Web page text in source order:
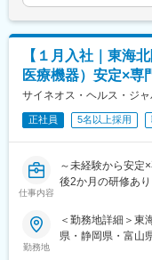
業部やグループ会
経営コンサル、医
者などの管理部門
営業経験を活かし
変更の範囲：会社
志向性や身につけ
ます。
・1つの領域（心
・複数のプロジェ
・本社スタッフ（
など、様々な可能
能です！配属先メ
直雇用へ転籍する
論可能です。）
・転勤は東北・関
【１月入社｜東海
医療機器）安定×専
サイネオス・ヘルス・ジ
正社員 5名以上採用
仕事内容
～未経験から安定
後2か月の研修あ
大手企業で安定就
勤務地
＜勤務地詳細＞東
県・静岡県・富山